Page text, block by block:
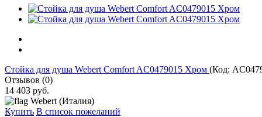
Стойка для душа Webert Comfort AC0479015 Хром (Код:
Отзывов (0)
14 403 руб.
Webert (Италия)
Купить В список пожеланий